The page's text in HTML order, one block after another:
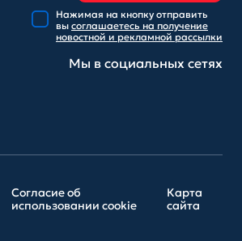
Нажимая на кнопку отправить
вы соглашаетесь на получение
новостной и рекламной рассылки
Мы в социальных сетях
Согласие об
использовании cookie
Карта
сайта